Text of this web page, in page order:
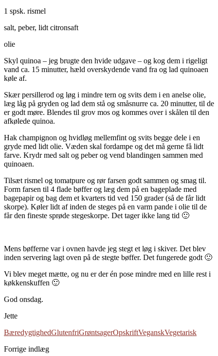
1 spsk. rismel
salt, peber, lidt citronsaft
olie
Skyl quinoa – jeg brugte den hvide udgave – og kog dem i rigeligt
vand ca. 15 minutter, hæld overskydende vand fra og lad quinoaen
køle af.
Skær persillerod og løg i mindre tern og svits dem i en anelse olie,
læg låg på gryden og lad dem stå og småsnurre ca. 20 minutter, til de
er godt møre. Blendes til grov mos og kommes over i skålen til den
afkølede quinoa.
Hak champignon og hvidløg mellemfint og svits begge dele i en
gryde med lidt olie. Væden skal fordampe og det må gerne få lidt
farve. Krydr med salt og peber og vend blandingen sammen med
quinoaen.
Tilsæt rismel og tomatpure og rør farsen godt sammen og smag til.
Form farsen til 4 flade bøffer og læg dem på en bageplade med
bagepapir og bag dem et kvarters tid ved 150 grader (så de får lidt
skorpe). Køler lidt af inden de steges på en varm pande i olie til de
får den fineste sprøde stegeskorpe. Det tager ikke lang tid 🙂
Mens bøfferne var i ovnen havde jeg stegt et løg i skiver. Det blev
inden servering lagt oven på de stegte bøffer. Det fungerede godt 🙂
Vi blev meget mætte, og nu er der én pose mindre med en lille rest i
køkkenskuffen 🙂
God onsdag.
Jette
BæredygtighedGlutenfriGrøntsagerOpskriftVeganskVegetarisk
Forrige indlæg